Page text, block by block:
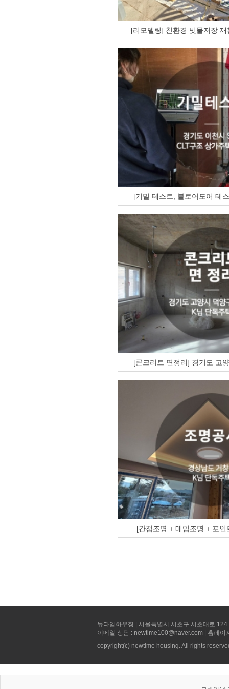
[리모델링] 친환경 빗물저장
[기밀 테스트, 블로어도어 테
[콘크리트 면정리] 경기도 고
[간접조명 + 매입조명 + 포
뉴타임하우징 | 서울특별시 서초구 서초대로
이메일 상담 : newtime100@naver.com | 홈페
copyright(c) newtime housing. All rights